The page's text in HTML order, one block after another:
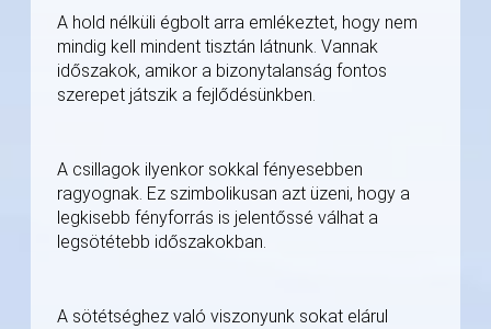
A hold nélküli égbolt arra emlékeztet, hogy nem
mindig kell mindent tisztán látnunk. Vannak
időszakok, amikor a bizonytalanság fontos
szerepet játszik a fejlődésünkben.
A csillagok ilyenkor sokkal fényesebben
ragyognak. Ez szimbolikusan azt üzeni, hogy a
legkisebb fényforrás is jelentőssé válhat a
legsötétebb időszakokban.
A sötétséghez való viszonyunk sokat elárul